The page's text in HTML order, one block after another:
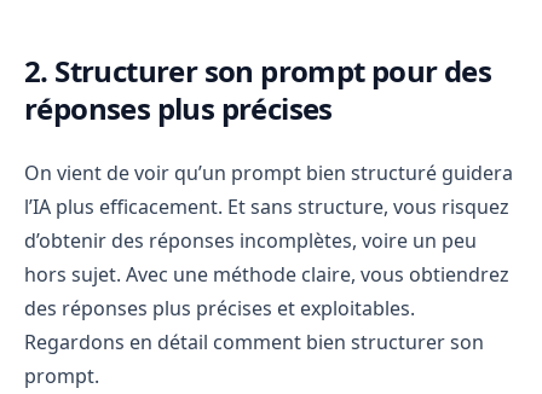
2. Structurer son prompt pour des
réponses plus précises
On vient de voir qu’un prompt bien structuré guidera
l’IA plus efficacement. Et sans structure, vous risquez
d’obtenir des réponses incomplètes, voire un peu
hors sujet. Avec une méthode claire, vous obtiendrez
des réponses plus précises et exploitables.
Regardons en détail comment bien structurer son
prompt.